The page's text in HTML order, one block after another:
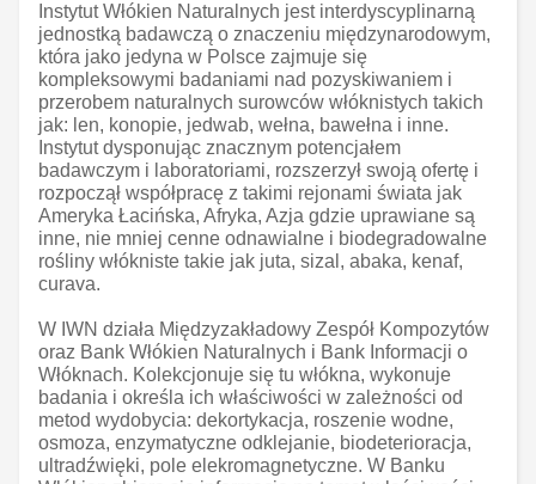
Instytut Włókien Naturalnych jest interdyscyplinarną
jednostką badawczą o znaczeniu międzynarodowym,
która jako jedyna w Polsce zajmuje się
kompleksowymi badaniami nad pozyskiwaniem i
przerobem naturalnych surowców włóknistych takich
jak: len, konopie, jedwab, wełna, bawełna i inne.
Instytut dysponując znacznym potencjałem
badawczym i laboratoriami, rozszerzył swoją ofertę i
rozpoczął współpracę z takimi rejonami świata jak
Ameryka Łacińska, Afryka, Azja gdzie uprawiane są
inne, nie mniej cenne odnawialne i biodegradowalne
rośliny włókniste takie jak juta, sizal, abaka, kenaf,
curava.
W IWN działa Międzyzakładowy Zespół Kompozytów
oraz Bank Włókien Naturalnych i Bank Informacji o
Włóknach. Kolekcjonuje się tu włókna, wykonuje
badania i określa ich właściwości w zależności od
metod wydobycia: dekortykacja, roszenie wodne,
osmoza, enzymatyczne odklejanie, biodeterioracja,
ultradźwięki, pole elekromagnetyczne. W Banku